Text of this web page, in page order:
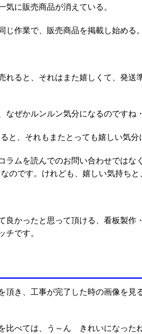
に販売商品が消えている。
じ作業で、販売商品を掲載し始める
れると、それはまた嬉しくて、発送
ぜかルンルン気分になるのですね
と、それもまたとっても嬉しい気分
ラムを読んでのお問い合わせではな
のです。けれども、嬉しい気持ち
良かったと思って頂ける、看板製作
です。
頂き、工事が完了した時の画像を見
比べては、う～ん きれいになった